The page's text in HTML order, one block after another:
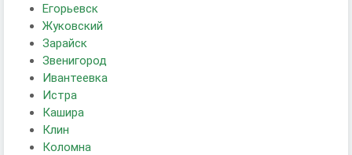
Егорьевск
Жуковский
Зарайск
Звенигород
Ивантеевка
Истра
Кашира
Клин
Коломна